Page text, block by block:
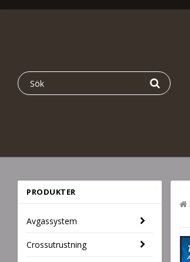
PRODUKTER
Avgassystem
Crossutrustning